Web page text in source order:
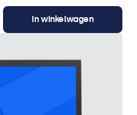
In winkelwagen